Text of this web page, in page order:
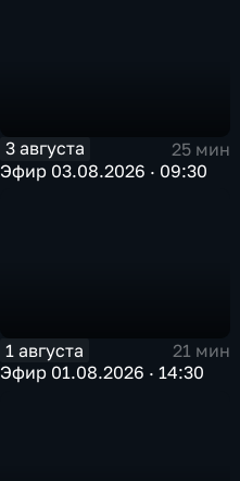
3 августа
25 мин
Эфир 03.08.2026 · 09:30
1 августа
21 мин
Эфир 01.08.2026 · 14:30